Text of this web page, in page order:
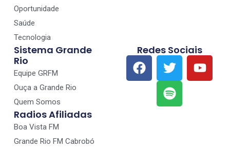
Oportunidade
Saúde
Tecnologia
Sistema Grande
Rio
Equipe GRFM
Ouça a Grande Rio
Quem Somos
Radios Afiliadas
Boa Vista FM
Grande Rio FM Cabrobó
Redes Sociais